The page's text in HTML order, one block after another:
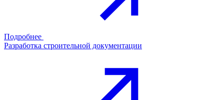
Подробнее
Разработка строительной документации